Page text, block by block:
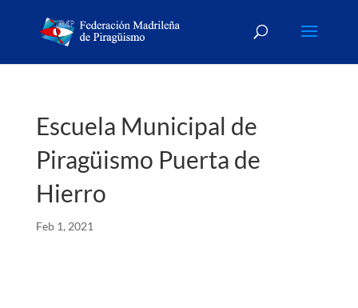
Escuela Municipal de
Piragüismo Puerta de
Hierro
Feb 1, 2021